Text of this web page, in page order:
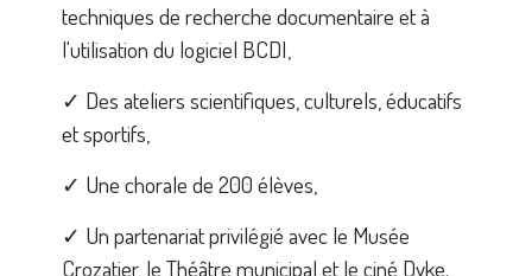
techniques de recherche documentaire et à
l'utilisation du logiciel BCDI,
✓ Des ateliers scientifiques, culturels, éducatifs
et sportifs,
✓ Une chorale de 200 élèves,
✓ Un partenariat privilégié avec le Musée
Crozatier, le Théâtre municipal et le ciné Dyke.